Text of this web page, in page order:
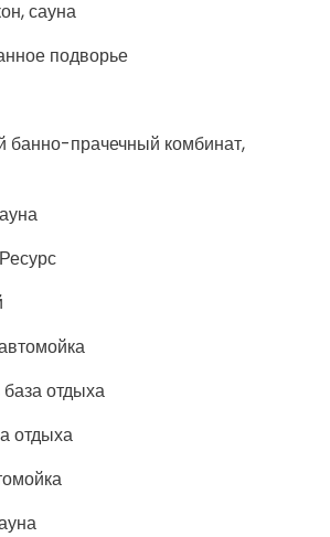
сауна
подворье
банно-прачечный комбинат,
отдыха
отдыха